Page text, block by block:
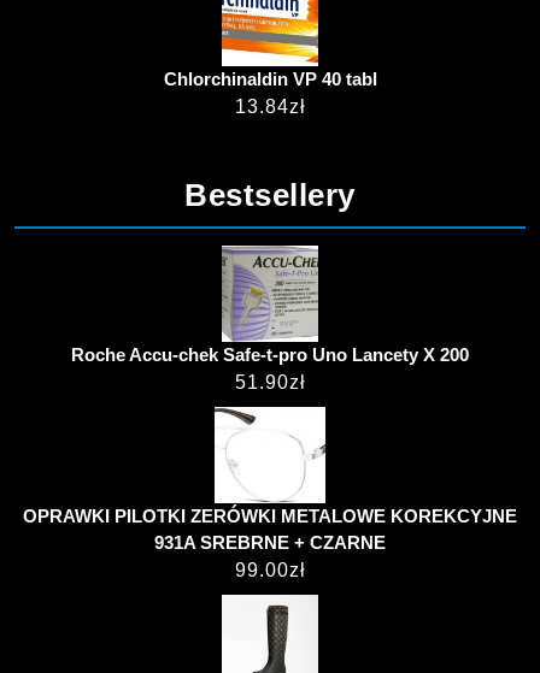
Chlorchinaldin VP 40 tabl
13.84zł
Bestsellery
Roche Accu-chek Safe-t-pro Uno Lancety X 200
51.90zł
OPRAWKI PILOTKI ZERÓWKI METALOWE KOREKCYJNE
931A SREBRNE + CZARNE
99.00zł